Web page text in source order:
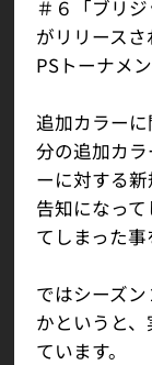
＃６「ブリ
がリリース
PSトーナメ
追加カラー
分の追加カ
ーに対する
告知になっ
てしまった事
ではシーズ
かというと
ています。